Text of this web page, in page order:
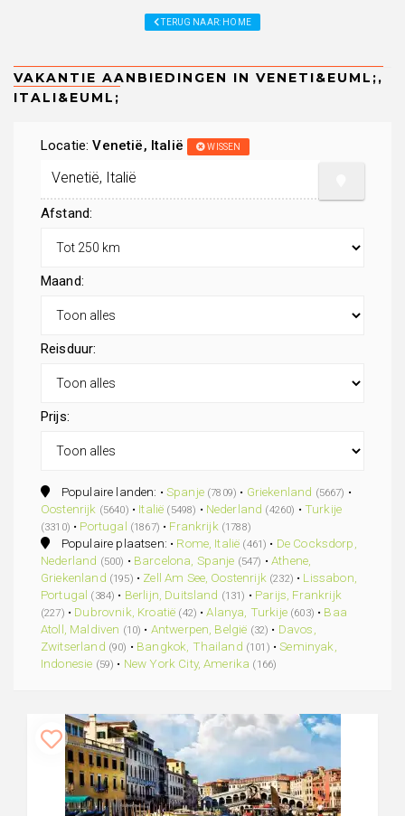
TERUG NAAR: HOME
Locatie:Venetië, Italië WISSEN
Afstand:
Maand:
Reisduur:
Prijs:
Populaire landen: •Spanje (7809) • Griekenland (5667) •
Oostenrijk (5640) • Italië (5498) • Nederland (4260) • Turkije
(3310) • Portugal (1867) • Frankrijk (1788)
Populaire plaatsen: • Rome, Italië (461) • De Cocksdorp,
Nederland (500) • Barcelona, Spanje (547) •Athene,
Griekenland (195) • Zell Am See, Oostenrijk (232) • Lissabon,
Portugal (384) • Berlijn, Duitsland (131) • Parijs, Frankrijk
(227) • Dubrovnik, Kroatië (42) •Alanya, Turkije (603) • Baa
Atoll, Maldiven (10) • Antwerpen, België (32) • Davos,
Zwitserland (90) • Bangkok, Thailand (101) •Seminyak,
Indonesie (59) • New York City, Amerika (166)